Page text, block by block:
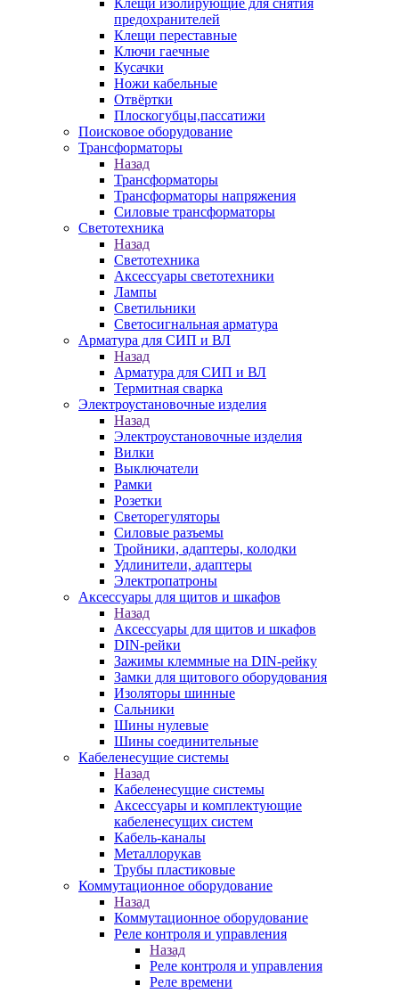
Клещи изолирующие для снятия
предохранителей
Клещи переставные
Ключи гаечные
Кусачки
Ножи кабельные
Отвёртки
Плоскогубцы,пассатижи
Поисковое оборудование
Трансформаторы
Назад
Трансформаторы
Трансформаторы напряжения
Силовые трансформаторы
Светотехника
Назад
Светотехника
Аксессуары светотехники
Лампы
Светильники
Светосигнальная арматура
Арматура для СИП и ВЛ
Назад
Арматура для СИП и ВЛ
Термитная сварка
Электроустановочные изделия
Назад
Электроустановочные изделия
Вилки
Выключатели
Рамки
Розетки
Светорегуляторы
Силовые разъемы
Тройники, адаптеры, колодки
Удлинители, адаптеры
Электропатроны
Аксессуары для щитов и шкафов
Назад
Аксессуары для щитов и шкафов
DIN-рейки
Зажимы клеммные на DIN-рейку
Замки для щитового оборудования
Изоляторы шинные
Сальники
Шины нулевые
Шины соединительные
Кабеленесущие системы
Назад
Кабеленесущие системы
Аксессуары и комплектующие
кабеленесущих систем
Кабель-каналы
Металлорукав
Трубы пластиковые
Коммутационное оборудование
Назад
Коммутационное оборудование
Реле контроля и управления
Назад
Реле контроля и управления
Реле времени